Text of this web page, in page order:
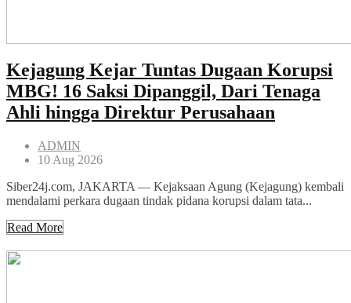
Kejagung Kejar Tuntas Dugaan Korupsi
MBG! 16 Saksi Dipanggil, Dari Tenaga
Ahli hingga Direktur Perusahaan
ADMIN
10 Aug 2026
Siber24j.com, JAKARTA — Kejaksaan Agung (Kejagung) kembali
mendalami perkara dugaan tindak pidana korupsi dalam tata...
Read More